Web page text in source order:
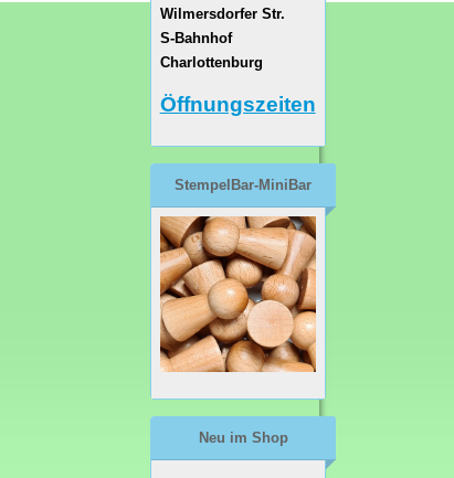
Wilmersdorfer Str.
S-Bahnhof
Charlottenburg
Öffnungszeiten
StempelBar-MiniBar
Neu im Shop